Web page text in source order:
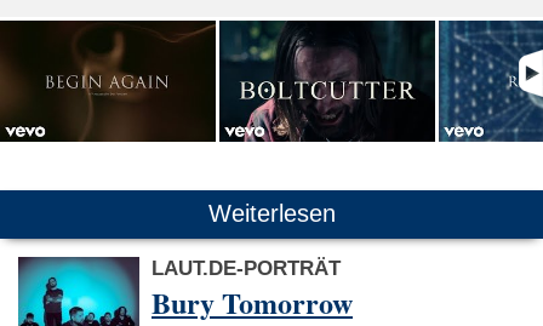
Weiterlesen
LAUT.DE-PORTRÄT
Bury Tomorrow